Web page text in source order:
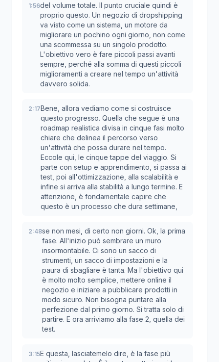
1:56del volume totale. Il punto cruciale quindi è
proprio questo. Un negozio di dropshipping
va visto come un sistema, un motore da
migliorare un pochino ogni giorno, non come
una scommessa su un singolo prodotto.
L'obiettivo vero è fare piccoli passi avanti
sempre, perché alla somma di questi piccoli
miglioramenti a creare nel tempo un'attività
davvero solida.
2:17Bene, allora vediamo come si costruisce
questo progresso. Quella che segue è una
roadmap realistica divisa in cinque fasi molto
chiare che delinea il percorso verso
un'attività che possa durare nel tempo.
Eccole qui, le cinque tappe del viaggio. Si
parte con setup e apprendimento, si passa ai
test, poi all'ottimizzazione, alla scalabilità e
infine si arriva alla stabilità a lungo termine. E
attenzione, è fondamentale capire che
questo è un processo che dura settimane,
2:48se non mesi, di certo non giorni. Ok, la prima
fase. All'inizio può sembrare un muro
insormontabile. Ci sono un sacco di
strumenti, un sacco di impostazioni e la
paura di sbagliare è tanta. Ma l'obiettivo qui
è molto molto semplice, mettere online il
negozio e iniziare a pubblicare prodotti in
modo sicuro. Non bisogna puntare alla
perfezione dal primo giorno. Si tratta solo di
partire. E ora arriviamo alla fase 2, quella dei
test.
3:15E questa, lasciatemelo dire, è la fase più